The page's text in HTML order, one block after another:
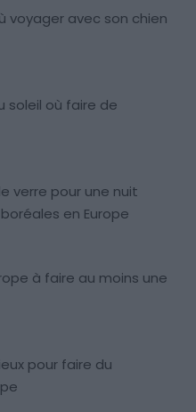
voyager avec son chien
soleil où faire de
verre pour une nuit
en Europe
à faire au moins une
pour faire du